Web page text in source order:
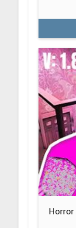
Horror